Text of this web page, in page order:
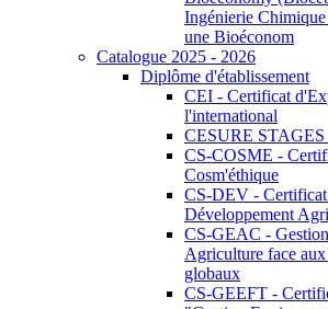
Ingénierie
une Bioéconom
Catalogue 2025 - 2026
Diplôme d'établissement
CEI - Certificat
l'international
CESURE
CS-COSME -
Cosm'éthique
CS-DEV - Certificat
Développement
CS-GEAC -
Agriculture face
globaux
CS-GEEFT -